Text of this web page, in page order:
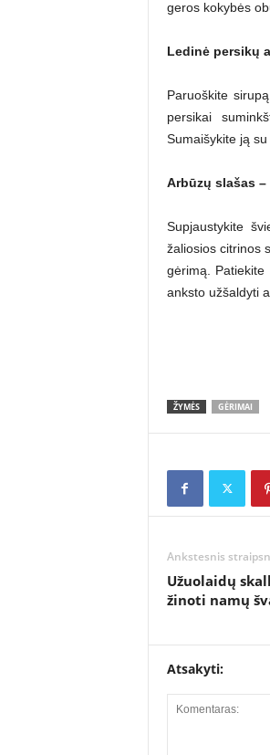
geros kokybės
Ledinė persikų
Paruoškite
persikai
Sumaišykite ją
Arbūzų slašas
Supjaustykite
žaliosios citrinos
gėrimą.
anksto užšaldyti
ŽYMĖS GĖRIMAI
Ankstesnis
Užuolaidų
žinoti namų
Atsakyti: